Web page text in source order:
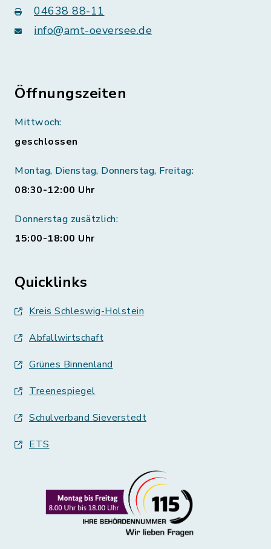
04638 88-11
info@amt-oeversee.de
Öffnungszeiten
Mittwoch:
geschlossen
Montag, Dienstag, Donnerstag, Freitag:
08:30-12:00 Uhr
Donnerstag zusätzlich:
15:00-18:00 Uhr
Quicklinks
Kreis Schleswig-Holstein
Abfallwirtschaft
Grünes Binnenland
Treenespiegel
Schulverband Sieverstedt
ETS